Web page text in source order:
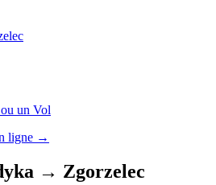
un Vol
ligne →
→ Zgorzelec